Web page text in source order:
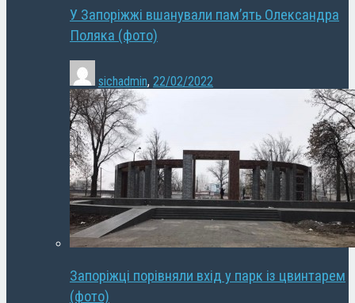
У Запоріжжі вшанували пам’ять Олександра
Поляка (фото)
sichadmin, 22/02/2022
Запоріжці порівняли вхід у парк із цвинтарем
(фото)